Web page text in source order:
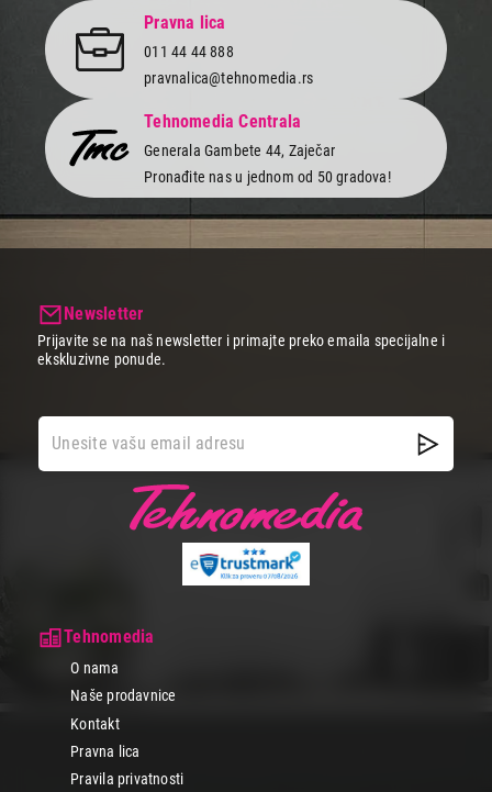
Ukupno u korpi: 0,00
Nastavi kupovinu
Završi kupovinu
Pravna lica
011 44 44 888
pravnalica@tehnomedia.rs
Tehnomedia Centrala
Generala Gambete 44, Zaječar
Pronađite nas u jednom od 50 gradova!
Tehnomedia
O nama
Naše prodavnice
Kontakt
Pravna lica
Pravila privatnosti
Newsletter
Prijavite se na naš newsletter i primajte preko emaila specijalne i
ekskluzivne ponude.